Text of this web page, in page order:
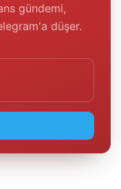
gündemi,
düşer.